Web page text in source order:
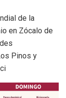
de la
en Zócalo de
Pinos y